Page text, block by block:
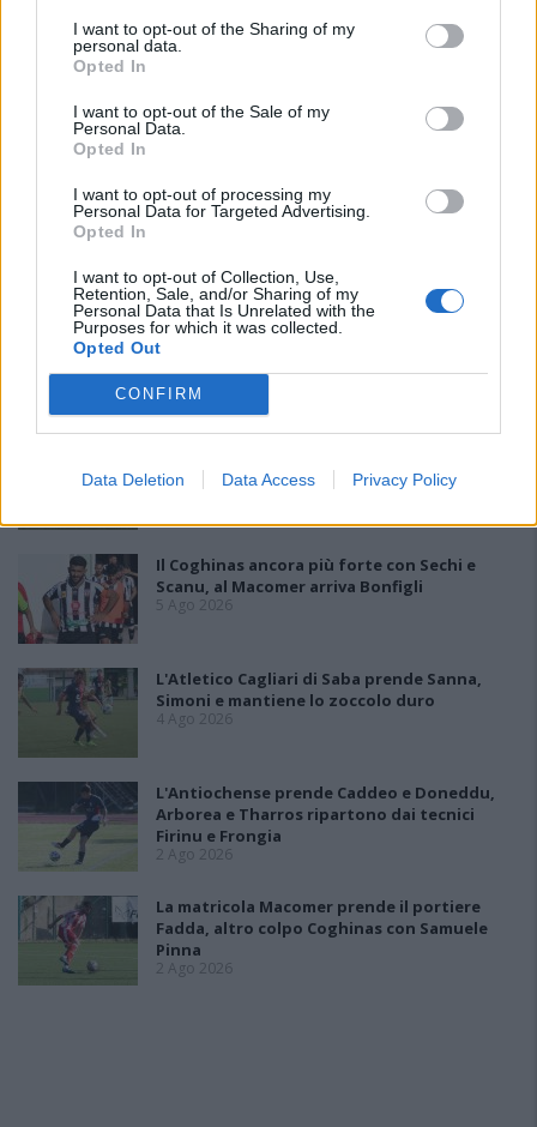
I want to opt-out of the Sharing of my
personal data.
Opted In
I want to opt-out of the Sale of my
Personal Data.
Opted In
I want to opt-out of processing my
Personal Data for Targeted Advertising.
Opted In
I want to opt-out of Collection, Use,
Retention, Sale, and/or Sharing of my
Personal Data that Is Unrelated with the
Purposes for which it was collected.
Opted Out
CONFIRM
Data Deletion Data Access Privacy Policy
Riccardo Idda, difensore algherese classe 1988 che ha concluso il
triennio alla Torres (59 presenze) e, di fatto, la sua lunga…
L'Ilva si completa con Markic, Contucci,
Carlucci, Bevilacqua, Solinas, Souare e Galic
Il Selargius rinforza il centrocampo con
Il Buddusò in mani sicure con Mario Fadda, il
Monte Alma riparte da Ivano Falchi
5 Ago 2026
Serra, tripletta Cus Cagliari con Piroddi,
Angiargia e Nenna
Il Coghinas ancora più forte con Sechi e
Scanu, al Macomer arriva Bonfigli
5 Ago 2026
L'Atletico Cagliari di Saba prende Sanna,
Simoni e mantiene lo zoccolo duro
4 Ago 2026
L'Antiochense prende Caddeo e Doneddu,
Arborea e Tharros ripartono dai tecnici
Firinu e Frongia
2 Ago 2026
La matricola Macomer prende il portiere
Fadda, altro colpo Coghinas con Samuele
Pinna
2 Ago 2026